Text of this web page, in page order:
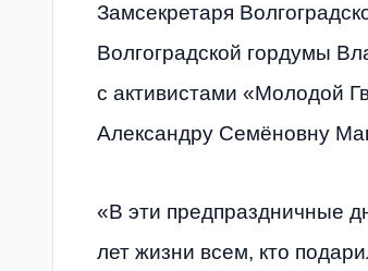
Замсекретаря
Волгоградской гордумы
с активистами «Молодой
Александру Семёновну
«В эти предпраздничные
лет жизни всем, кто